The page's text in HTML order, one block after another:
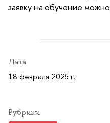
заявку на обучение можно
Дата
18 февраля 2025 г.
Рубрики